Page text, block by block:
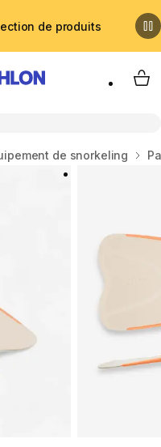
de produits
My
de snorkeling